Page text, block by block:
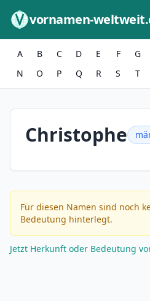
vornamen-
A B C D E F G
N
O P Q R S T
Christophe
Für diesen Namen sind noch
Bedeutung hinterlegt.
Jetzt Herkunft oder Bedeutung